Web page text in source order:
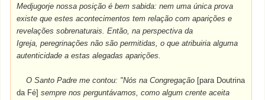
Medjugorje nossa posição é bem sabida: nem uma única prova
existe que estes acontecimentos tem relação com aparições e
revelações sobrenaturais. Então, na perspectiva da
Igreja, peregrinações não são permitidas, o que atribuiria alguma
autenticidade a estas alegadas aparições.
O Santo Padre me contou: "Nós na Congregação [para Doutrina
da Fé]sempre nos perguntávamos, como algum crente aceita